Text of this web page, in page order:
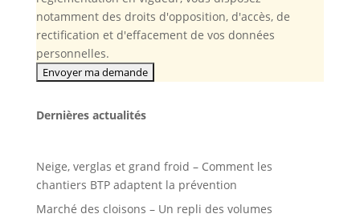
notamment des droits d'opposition, d'accès, de
rectification et d'effacement de vos données
personnelles.
Dernières actualités
Neige, verglas et grand froid – Comment les
chantiers BTP adaptent la prévention
Marché des cloisons – Un repli des volumes